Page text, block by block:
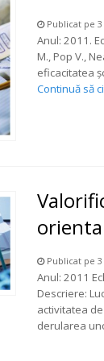
Publicat pe 3
Anul: 2011.
M., Pop V.,
eficacitatea
Continuă să
Publicat pe 3
Anul: 2011
Descriere:
activitatea
derularea